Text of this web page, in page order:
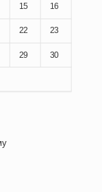
15 16
22 23
29 30